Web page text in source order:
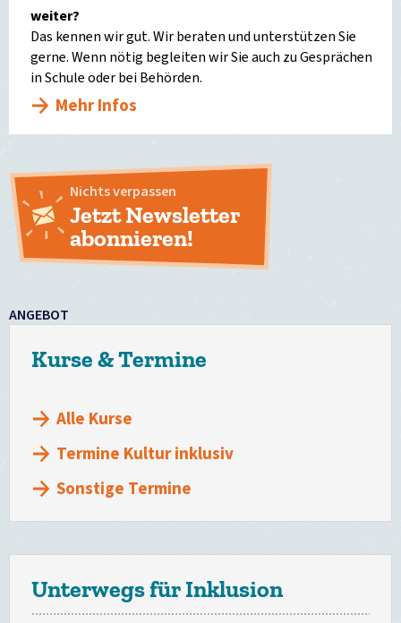
weiter?
Das kennen wir gut. Wir beraten und unterstützen Sie
gerne. Wenn nötig begleiten wir Sie auch zu Gesprächen
in Schule oder bei Behörden.
Mehr Infos
Nichts verpassen
Jetzt Newsletter
abonnieren!
ANGEBOT
Kurse & Termine
Alle Kurse
Termine Kultur inklusiv
Sonstige Termine
Unterwegs für Inklusion